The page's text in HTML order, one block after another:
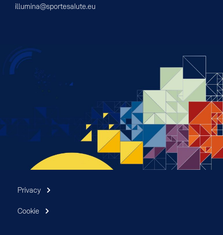
illumina@sportesalute.eu
Privacy
Cookie